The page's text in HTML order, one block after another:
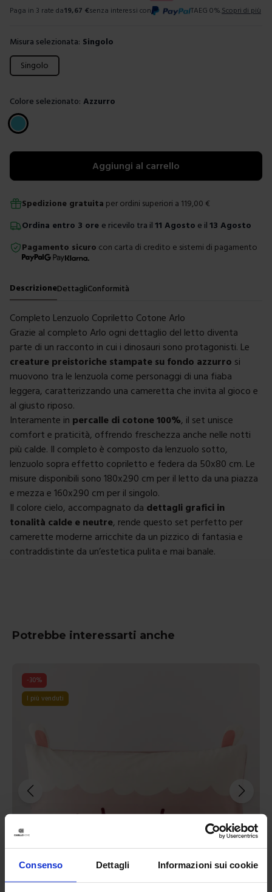
Consenso Dettagli Informazioni sui cookie
Paga in 3 rate da19,67 €senza interessi con TAEG 0%. Scopri di più
Misura selezionata: Singolo
Scegli una misura
Singolo
Colore selezionato: Azzurro
Scegli un colore
Aggiungi al carrello
Spedizione gratuita per ordini superiori a 119,00 €
Ordina entro 3 ore e ricevilo tra il 11 Agosto e il 13 Agosto
Pagamento sicuro con carta di credito e sistemi di pagamento
DescrizioneDettagliConformità
Completo Lenzuolo Copriletto Cotone Arlo
Grazie al completo Arlo ogni dettaglio del letto diventa
parte di un racconto in cui i dinosauri sono protagonisti. Le
creature preistoriche stampate su fondo azzurro si
muovono tra le lenzuola come personaggi di una fiaba
leggera, caratterizzando una cameretta che invita al gioco e
al giusto riposo.
Interamente in percalle di cotone 100%, il set unisce
comfort e praticità, offrendo freschezza anche nelle notti
più calde. Il completo è composto da lenzuolo sotto,
lenzuolo sopra effetto copriletto e federa da 50x80 cm. Le
misure disponibili sono 180x290 cm per il letto da una piazza
e mezza e 160x290 cm per il singolo.
Il colore cielo, accompagnato da dettagli grafici in
tonalità calde e neutre, rende questo set perfetto per
camerette moderne arricchite da un pizzico di fantasia e
contraddistinte da un’estetica pulita e mai banale.
Potrebbe interessarti anche
-30%
I più venduti